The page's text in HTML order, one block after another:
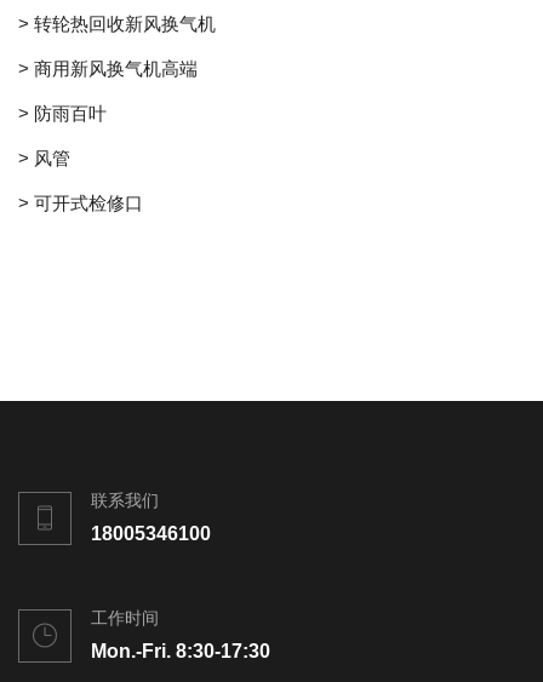
> 转轮热回收新风换气机
> 商用新风换气机高端
> 防雨百叶
> 风管
> 可开式检修口
联系我们
18005346100
工作时间
Mon.-Fri. 8:30-17:30